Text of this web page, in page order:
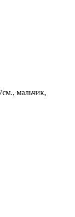
мальчик,